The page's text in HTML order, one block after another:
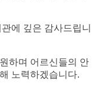
에 깊은 감사드립니
하며 어르신들의 안
노력하겠습니다.